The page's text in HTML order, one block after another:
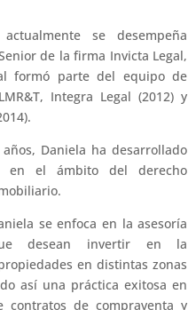
se desempeña
de la firma Invicta Legal,
formó parte del equipo de
Integra Legal (2012) y
Daniela ha desarrollado
en el ámbito del derecho
se enfoca en la asesoría
desean invertir en la
en distintas zonas
así una práctica exitosa en
contratos de compraventa y